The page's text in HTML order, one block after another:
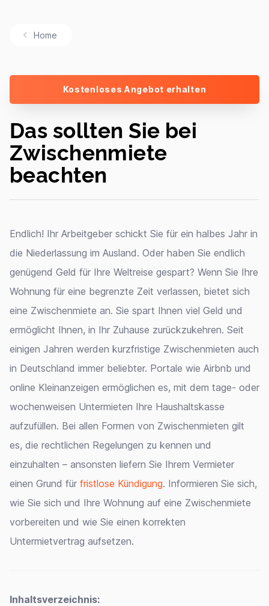
Home
Kostenloses Angebot erhalten
Das sollten Sie bei
Zwischenmiete
beachten
Endlich! Ihr Arbeitgeber schickt Sie für ein halbes Jahr in
die Niederlassung im Ausland. Oder haben Sie endlich
genügend Geld für Ihre Weltreise gespart? Wenn Sie Ihre
Wohnung für eine begrenzte Zeit verlassen, bietet sich
eine Zwischenmiete an. Sie spart Ihnen viel Geld und
ermöglicht Ihnen, in Ihr Zuhause zurückzukehren. Seit
einigen Jahren werden kurzfristige Zwischenmieten auch
in Deutschland immer beliebter. Portale wie Airbnb und
online Kleinanzeigen ermöglichen es, mit dem tage- oder
wochenweisen Untermieten Ihre Haushaltskasse
aufzufüllen. Bei allen Formen von Zwischenmieten gilt
es, die rechtlichen Regelungen zu kennen und
einzuhalten – ansonsten liefern Sie Ihrem Vermieter
einen Grund für fristlose Kündigung. Informieren Sie sich,
wie Sie sich und Ihre Wohnung auf eine Zwischenmiete
vorbereiten und wie Sie einen korrekten
Untermietvertrag aufsetzen.
Inhaltsverzeichnis: